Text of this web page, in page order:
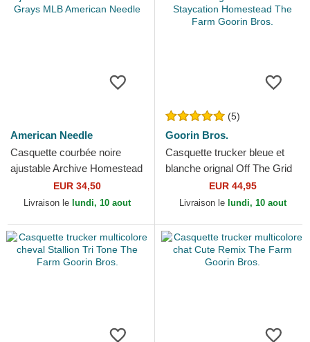
American Needle
Casquette courbée noire
ajustable Archive Homestead
Grays MLB American Needle
EUR 34,50
Livraison le lundi, 10 aout
(5)
Goorin Bros.
Casquette trucker bleue et
blanche orignal Off The Grid
Staycation Homestead The
Farm Goorin Bros.
EUR 44,95
Livraison le lundi, 10 aout